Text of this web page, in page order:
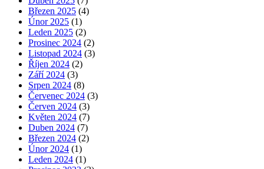
Březen 2025 (4)
Únor 2025 (1)
Leden 2025 (2)
Prosinec 2024 (2)
Listopad 2024 (3)
Říjen 2024 (2)
Září 2024 (3)
Srpen 2024 (8)
Červenec 2024 (3)
Červen 2024 (3)
Květen 2024 (7)
Duben 2024 (7)
Březen 2024 (2)
Únor 2024 (1)
Leden 2024 (1)